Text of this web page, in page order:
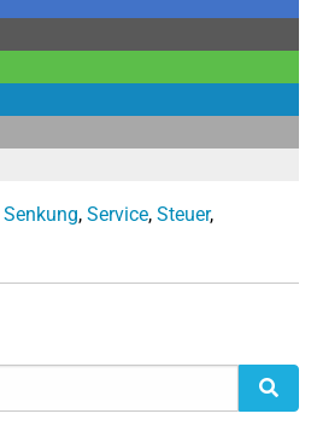
Senkung, Service, Steuer,